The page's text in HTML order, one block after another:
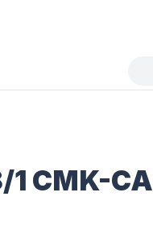
CMK-CA